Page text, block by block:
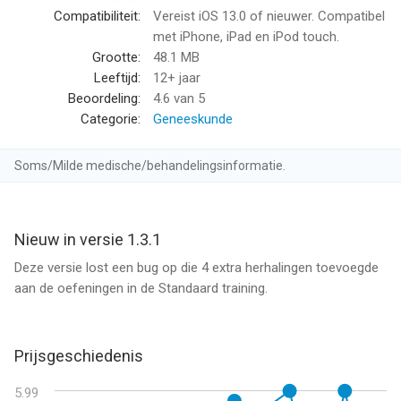
die de spieren in de tong, het zachte gehemelte, de keel,
wangen en de kaak versterken. Dit onderzoek heeft
aangetoond dat mondoefeningen snurken, de ernst van
slaapapneu en verstoring van bedpartners kunnen verminderen
en een betere slaap en kwaliteit van leven kunnen opleveren.
snurken. We raden minstens 10 minuten per dag gedurende 8+
weken aan.
SnoreGym: Verminder je snurken van Reviva Softworks Ltd is
12 jaar.
Compatibiliteit:
Vereist iOS 13.0 of nieuwer. Compatibel
met iPhone, iPad en iPod touch.
Grootte:
48.1 MB
Leeftijd:
12+ jaar
Beoordeling:
4.6 van 5
Categorie:
Geneeskunde
Soms/Milde medische/behandelingsinformatie.
Nieuw in versie 1.3.1
Deze versie lost een bug op die 4 extra herhalingen toevoegde
aan de oefeningen in de Standaard training.
Prijsgeschiedenis
5.99